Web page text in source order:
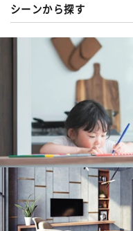
シーンから探す